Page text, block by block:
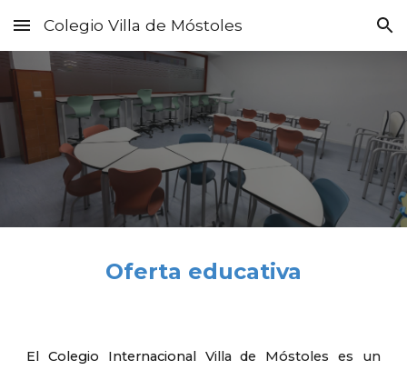
Skip to main content Skip to navigation
Colegio Villa de Móstoles
Oferta educativa
El Colegio Internacional Villa de Móstoles es un